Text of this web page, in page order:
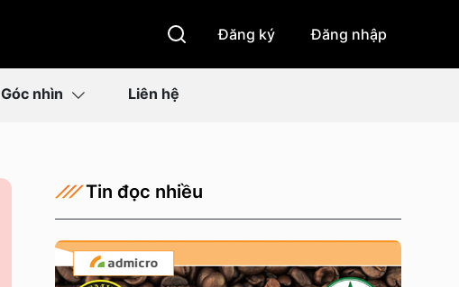
Đăng ký Đăng nhập
Góc nhìn Liên hệ
Tin đọc nhiều